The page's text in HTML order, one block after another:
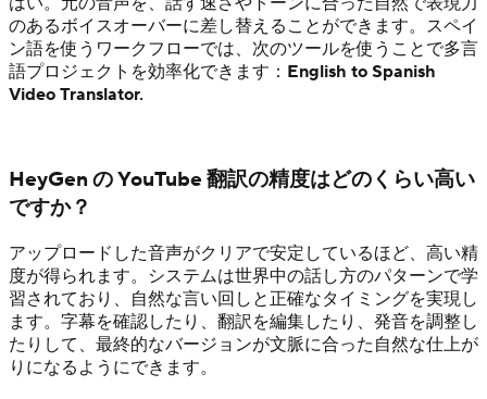
のあるボイスオーバーに差し替えることができます。スペイ
ン語を使うワークフローでは、次のツールを使うことで多言
語プロジェクトを効率化できます： English to Spanish
Video Translator.
HeyGen の YouTube 翻訳の精度はどのくらい高い
ですか？
アップロードした音声がクリアで安定しているほど、高い精
度が得られます。システムは世界中の話し方のパターンで学
習されており、自然な言い回しと正確なタイミングを実現し
ます。字幕を確認したり、翻訳を編集したり、発音を調整し
たりして、最終的なバージョンが文脈に合った自然な仕上が
りになるようにできます。